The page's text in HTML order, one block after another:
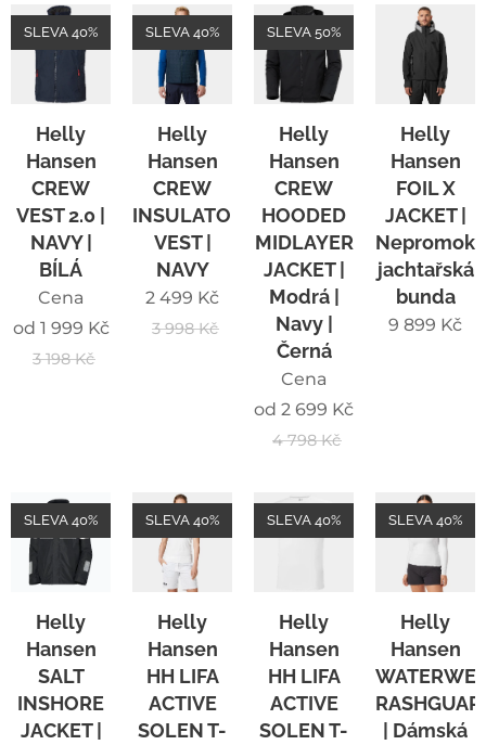
Helly
Hansen
CREW
VEST 2.0 |
NAVY |
BÍLÁ
SLEVA 40%
Cena
od 1 999 Kč
3 198Kč
Helly
Hansen
CREW
INSULATOR
VEST |
NAVY
SLEVA 40%
2 499 Kč
3 998Kč
Helly
Hansen
CREW
HOODED
MIDLAYER
JACKET |
Modrá |
Navy |
Černá
SLEVA 50%
Cena
od 2 699 Kč
4 798Kč
Helly
Hansen
FOIL X
JACKET |
jachtařská
bunda
9 899 Kč
Helly
Hansen
SALT
INSHORE
JACKET |
SLEVA 40%
Helly
Hansen
HH LIFA
ACTIVE
SOLEN T-
SLEVA 40%
Helly
Hansen
HH LIFA
ACTIVE
SOLEN T-
SLEVA 40%
Helly
Hansen
| Dámská
SLEVA 40%